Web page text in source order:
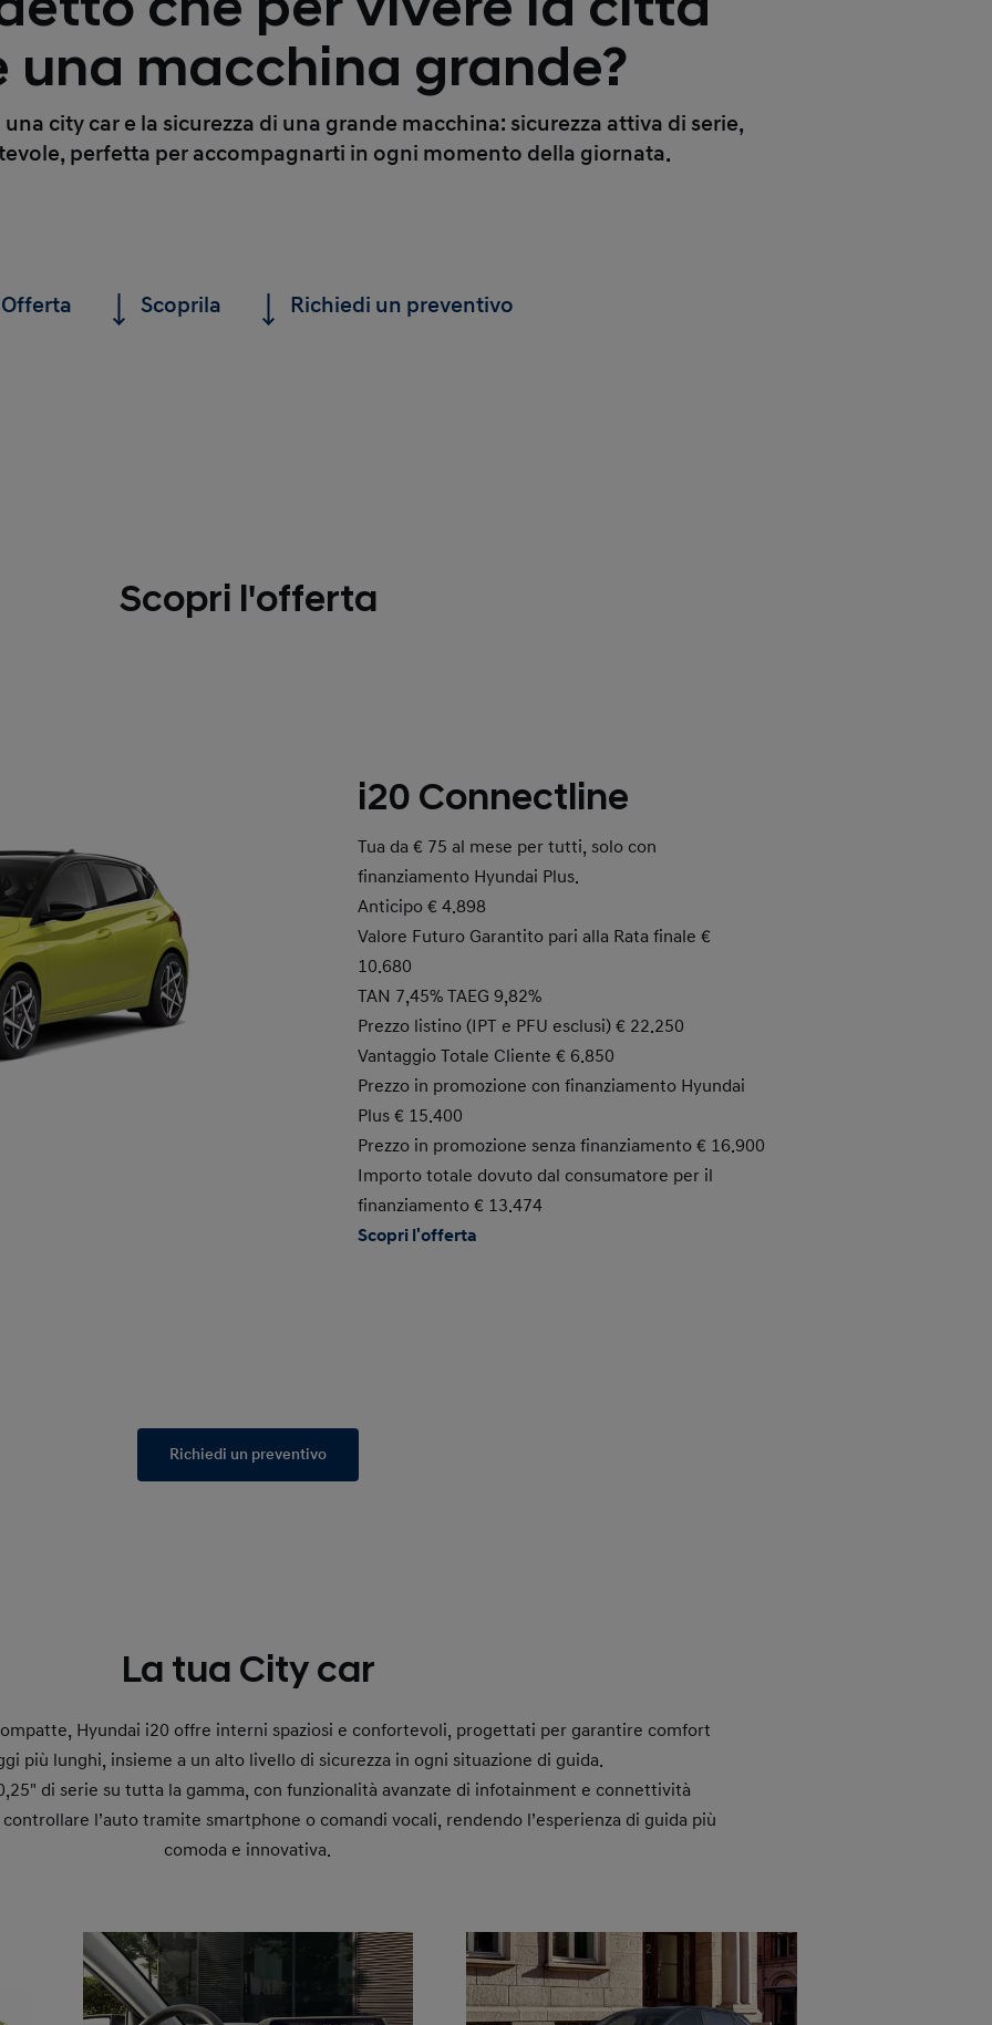
una macchina grande?
city car e la sicurezza di una grande macchina: sicurezza attiva di serie,
perfetta per accompagnarti in ogni momento della giornata.
Offerta Scoprila Richiedi un preventivo
Scopri l'offerta
i20 Connectline
Tua da € 75 al mese per tutti, solo con
finanziamento Hyundai Plus.
Anticipo € 4.898
Valore Futuro Garantito pari alla Rata finale €
10.680
TAN 7,45% TAEG 9,82%
Prezzo listino (IPT e PFU esclusi) € 22.250
Vantaggio Totale Cliente € 6.850
Prezzo in promozione con finanziamento Hyundai
Plus € 15.400
Prezzo in promozione senza finanziamento € 16.900
Importo totale dovuto dal consumatore per il
finanziamento € 13.474
Scopri l'offerta
Richiedi un preventivo
La tua City car
Hyundai i20 offre interni spaziosi e confortevoli, progettati per garantire comfort
più lunghi, insieme a un alto livello di sicurezza in ogni situazione di guida.
di serie su tutta la gamma, con funzionalità avanzate di infotainment e connettività
l’auto tramite smartphone o comandi vocali, rendendo l’esperienza di guida più
comoda e innovativa.